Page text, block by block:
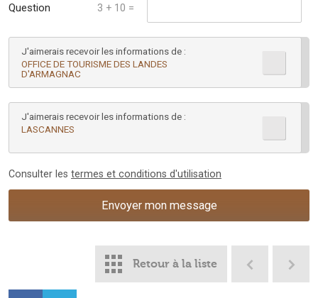
Question
mathématique :
3 + 10 =
J'aimerais recevoir les informations de :
OFFICE DE TOURISME DES LANDES
D'ARMAGNAC
J'aimerais recevoir les informations de :
LASCANNES
Consulter les termes et conditions d'utilisation
Retour à la liste